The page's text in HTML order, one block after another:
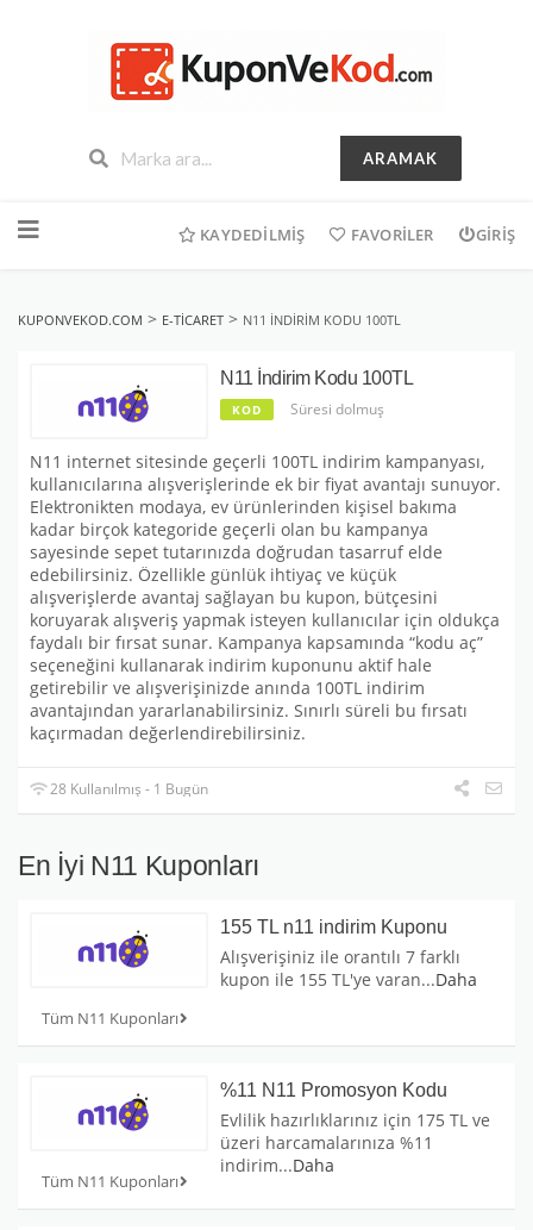
ARAMAK
geç
KAYDEDILMIŞ FAVORILER GIRIŞ
KUPONVEKOD.COM > E-TICARET > N11 İNDIRIM KODU 100TL
N11 İndirim Kodu 100TL
KOD Süresi dolmuş
N11 internet sitesinde geçerli 100TL indirim kampanyası,
kullanıcılarına alışverişlerinde ek bir fiyat avantajı sunuyor.
Elektronikten modaya, ev ürünlerinden kişisel bakıma
kadar birçok kategoride geçerli olan bu kampanya
sayesinde sepet tutarınızda doğrudan tasarruf elde
edebilirsiniz. Özellikle günlük ihtiyaç ve küçük
alışverişlerde avantaj sağlayan bu kupon, bütçesini
koruyarak alışveriş yapmak isteyen kullanıcılar için oldukça
faydalı bir fırsat sunar. Kampanya kapsamında “kodu aç”
seçeneğini kullanarak indirim kuponunu aktif hale
getirebilir ve alışverişinizde anında 100TL indirim
avantajından yararlanabilirsiniz. Sınırlı süreli bu fırsatı
kaçırmadan değerlendirebilirsiniz.
28 Kullanılmış - 1 Bugün
En İyi N11 Kuponları
Tüm N11 Kuponları
155 TL n11 indirim Kuponu
Alışverişiniz ile orantılı 7 farklı
kupon ile 155 TL'ye varan...Daha
Tüm N11 Kuponları
%11 N11 Promosyon Kodu
Evlilik hazırlıklarınız için 175 TL ve
üzeri harcamalarınıza %11
indirim...Daha